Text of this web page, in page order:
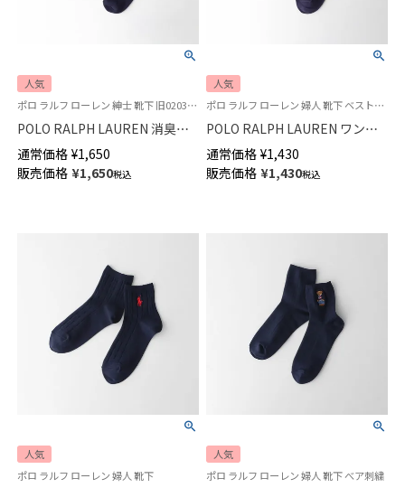
人気
ポロ ラルフ ローレン 紳士 靴下 旧02032401
POLO RALPH LAUREN 消臭加
工 綿混 ワンポイント刺繍 リブ
クルー丈 メンズソックス 【22-
24cm】 【24-26cm】【26-28cm】
通常価格 ¥1,650
販売価格 ¥1,650税込
人気
ポロ ラルフ ローレン 婦人 靴下 ベストセラー
POLO RALPH LAUREN ワンポ
イント刺繍 リブ クルー丈ソッ
クス レディース 03207330
通常価格 ¥1,430
販売価格 ¥1,430税込
人気
ポロ ラルフ ローレン 婦人 靴下
人気
ポロ ラルフ ローレン 婦人 靴下 べア刺繍